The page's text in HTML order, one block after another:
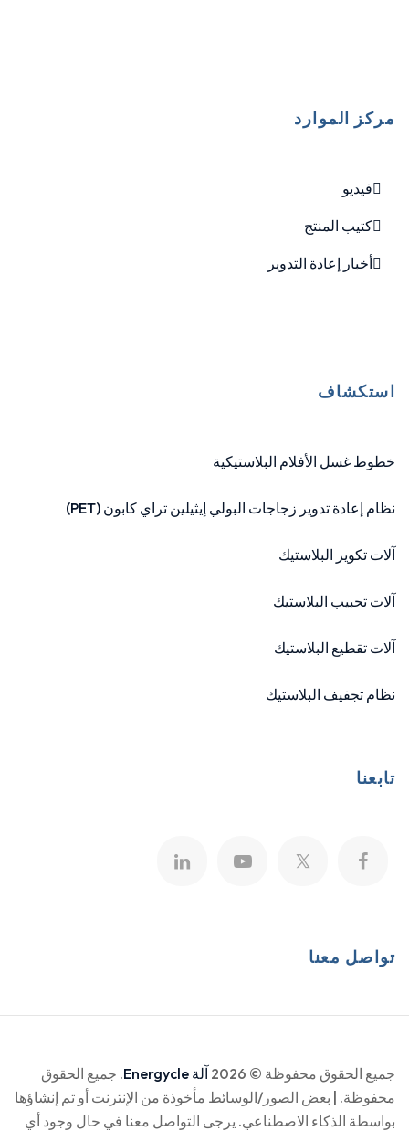
مركز الموارد
فيديو
كتيب المنتج
أخبار إعادة التدوير
استكشاف
خطوط غسل الأفلام البلاستيكية
نظام إعادة تدوير زجاجات البولي إيثيلين تراي كابون (PET)
آلات تكوير البلاستيك
آلات تحبيب البلاستيك
آلات تقطيع البلاستيك
نظام تجفيف البلاستيك
تابعنا
تواصل معنا
جميع الحقوق محفوظة © 2026 آلة Energycle
. جميع الحقوق
محفوظة. | بعض الصور/الوسائط مأخوذة من الإنترنت أو تم إنشاؤها
بواسطة الذكاء الاصطناعي. يرجى التواصل معنا في حال وجود أي